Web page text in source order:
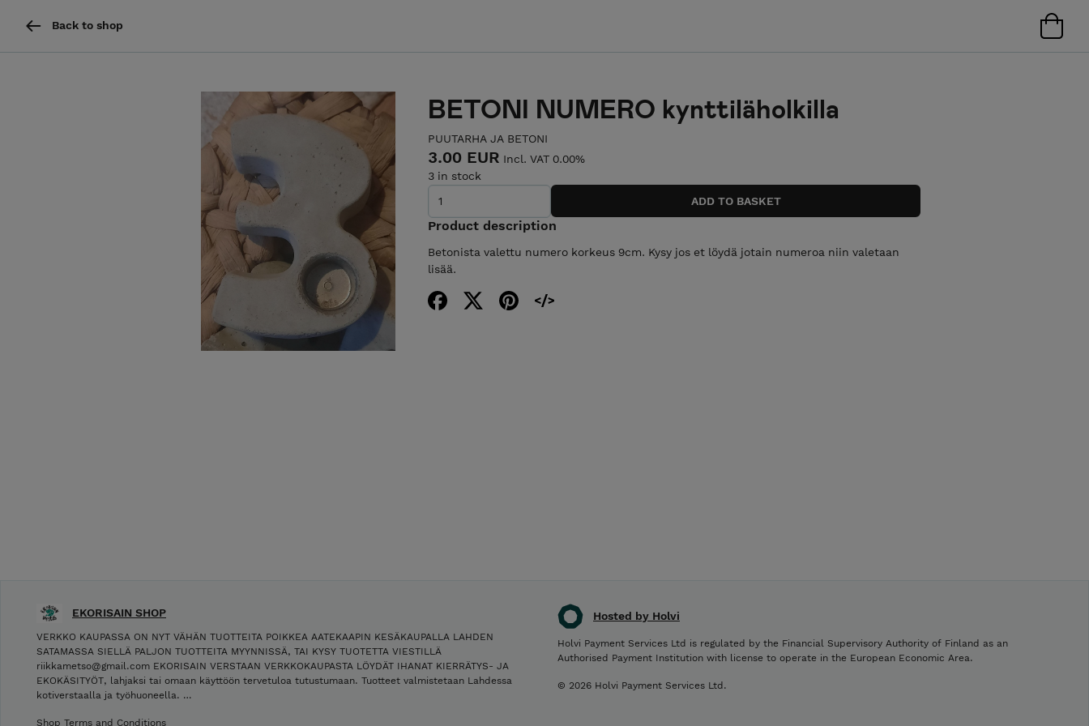
Back to shop
BETONI NUMERO kynttiläholkilla
PUUTARHA JA BETONI
3.00 EUR Incl. VAT 0.00%
3 in stock
Product description
Betonista valettu numero korkeus 9cm. Kysy jos et löydä jotain numeroa niin valetaan
lisää.
Hosted by Holvi
Holvi Payment Services Ltd is regulated by the Financial Supervisory Authority of Finland as an
Authorised Payment Institution with license to operate in the European Economic Area.
© 2026 Holvi Payment Services Ltd.
EKORISAIN SHOP
VERKKO KAUPASSA ON NYT VÄHÄN TUOTTEITA POIKKEA AATEKAAPIN KESÄKAUPALLA LAHDEN
SATAMASSA SIELLÄ PALJON TUOTTEITA MYYNNISSÄ, TAI KYSY TUOTETTA VIESTILLÄ
riikkametso@gmail.com EKORISAIN VERSTAAN VERKKOKAUPASTA LÖYDÄT IHANAT KIERRÄTYS- JA
EKOKÄSITYÖT, lahjaksi tai omaan käyttöön tervetuloa tutustumaan. Tuotteet valmistetaan Lahdessa
kotiverstaalla ja työhuoneella. …
Shop Terms and Conditions